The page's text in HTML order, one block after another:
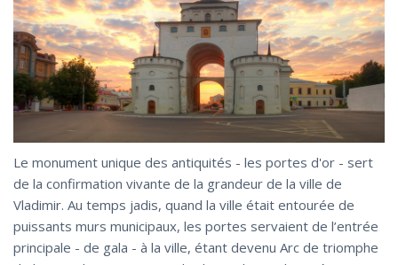
Le monument unique des antiquités - les portes d'or - sert
de la confirmation vivante de la grandeur de la ville de
Vladimir. Au temps jadis, quand la ville était entourée de
puissants murs municipaux, les portes servaient de l’entrée
principale - de gala - à la ville, étant devenu Arc de triomphe